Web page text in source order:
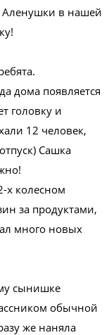
Аленушки в нашей
дома появляется
головку и
12 человек,
Сашка
х колесном
за продуктами,
много новых
сынишке
обычной
же наняла